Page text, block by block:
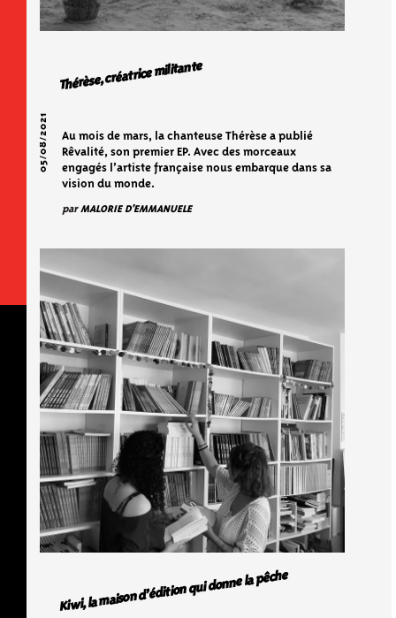
Thérèse, créatrice militante
05/08/2021
Au mois de mars, la chanteuse Thérèse a publié
Rêvalité, son premier EP. Avec des morceaux
engagés l’artiste française nous embarque dans sa
vision du monde.
parMALORIE D'EMMANUELE
Kiwi, la maison d’édition qui donne la pêche